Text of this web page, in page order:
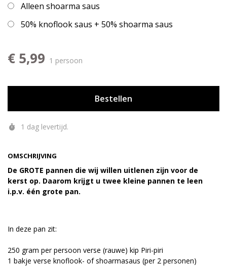
OMSCHRIJVING
De GROTE pannen die wij willen uitlenen zijn voor de
kerst op. Daarom krijgt u twee kleine pannen te leen
i.p.v. één grote pan.
In deze pan zit:
250 gram per persoon verse (rauwe) kip Piri-piri
1 bakje verse knoflook- of shoarmasaus (per 2 personen)
Alleen shoarma saus
50% knoflook saus + 50% shoarma saus
€ 5,99 1 persoon
Bestellen
1 dag levertijd.